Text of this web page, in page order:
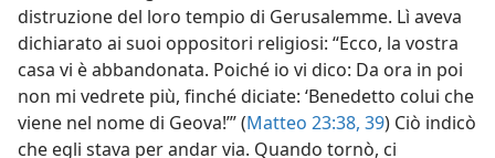
distruzione del loro tempio di Gerusalemme. Lì aveva
dichiarato ai suoi oppositori religiosi: “Ecco, la vostra
casa vi è abbandonata. Poiché io vi dico: Da ora in poi
non mi vedrete più, finché diciate: ‘Benedetto colui che
viene nel nome di Geova!’” (Matteo 23:38, 39) Ciò indicò
che egli stava per andar via. Quando tornò, ci